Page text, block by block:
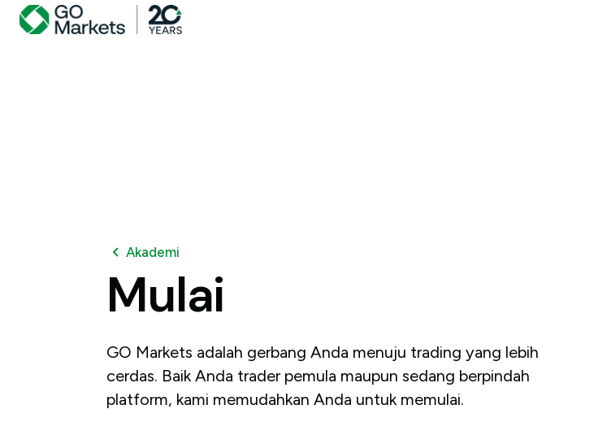
Akademi
Mulai
GO Markets adalah gerbang Anda menuju trading yang lebih
cerdas. Baik Anda trader pemula maupun sedang berpindah
platform, kami memudahkan Anda untuk memulai.